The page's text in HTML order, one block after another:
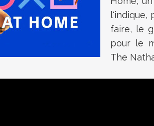
l'indique,
faire, le
pour le
The